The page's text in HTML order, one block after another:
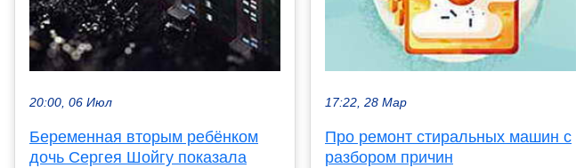
20:00, 06 Июл
Беременная вторым ребёнком
дочь Сергея Шойгу показала
17:22, 28 Мар
Про ремонт стиральных машин с
разбором причин